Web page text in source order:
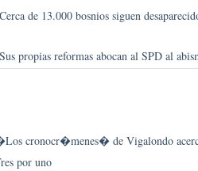
Cerca de 13.000 bosnios siguen
Sus propias reformas abocan al SPD al
cronocr�menes� de Vigalondo
por uno